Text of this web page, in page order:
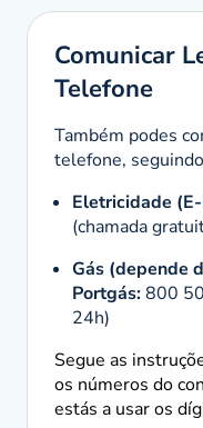
Comunicar
Telefone
Também podes
telefone,
Eletricidade
(chamada
Gás (depende
Portgás:800
24h)
Segue as
os números do
estás a usar os